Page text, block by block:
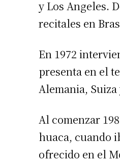
y Los Angeles.
recitales en
En 1972
presenta en el
Alemania,
Al comenzar
huaca, cuando
ofrecido en el